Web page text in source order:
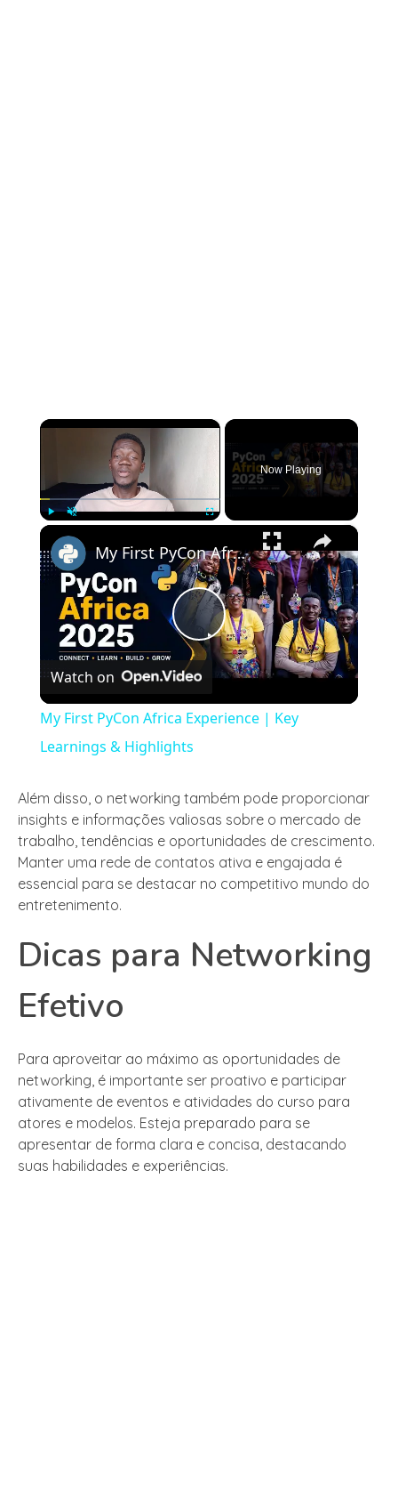
×
Now Playing
×
Play
My First PyCon Africa Experience | Key Learnings & Highlights
Watch on
My First PyCon Africa Experience | Key
Learnings & Highlights
Além disso, o networking também pode proporcionar
insights e informações valiosas sobre o mercado de
trabalho, tendências e oportunidades de crescimento.
Manter uma rede de contatos ativa e engajada é
essencial para se destacar no competitivo mundo do
entretenimento.
Dicas para Networking
Efetivo
Para aproveitar ao máximo as oportunidades de
networking, é importante ser proativo e participar
ativamente de eventos e atividades do curso para
atores e modelos. Esteja preparado para se
apresentar de forma clara e concisa, destacando
suas habilidades e experiências.